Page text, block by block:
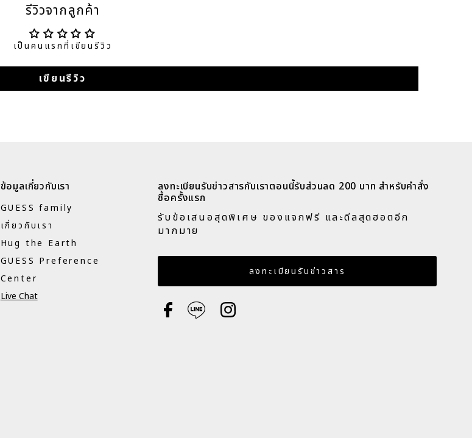
รีวิวจากลูกค้า
เป็นคนแรกที่เขียนรีวิว
เขียนรีวิว
ข้อมูลเกี่ยวกับเรา
GUESS family
เกี่ยวกับเรา
Hug the Earth
GUESS Preference
Center
Live Chat
ลงทะเบียนรับข่าวสารกับเราตอนนี้รับส่วนลด 200 บาท สำหรับคำสั่ง
ซื้อครั้งแรก​
รับข้อเสนอสุดพิเศษ ของแจกฟรี และดีลสุดฮอตอีก
มากมาย​
กรอกอีเมล
ลงทะเบียนรับข่าวสาร